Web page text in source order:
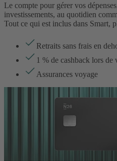
Le compte pour gérer vos
investissements, au quotidien
Tout ce qui est inclus dans Smart,
Retraits sans frais en
1 % de cashback lors de
Assurances voyage